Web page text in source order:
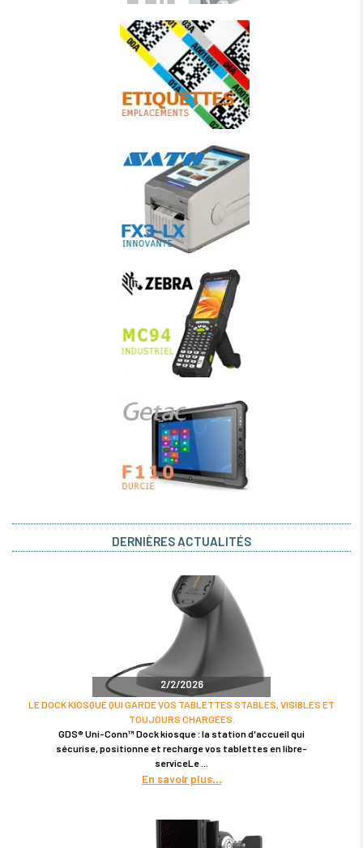
DERNIÈRES ACTUALITÉS
2/2/2026
LE DOCK KIOSQUE QUI GARDE VOS TABLETTES STABLES, VISIBLES ET
TOUJOURS CHARGÉES.
GDS® Uni-Conn™ Dock kiosque : la station d'accueil qui
sécurise, positionne et recharge vos tablettes en libre-
serviceLe
En savoir plus